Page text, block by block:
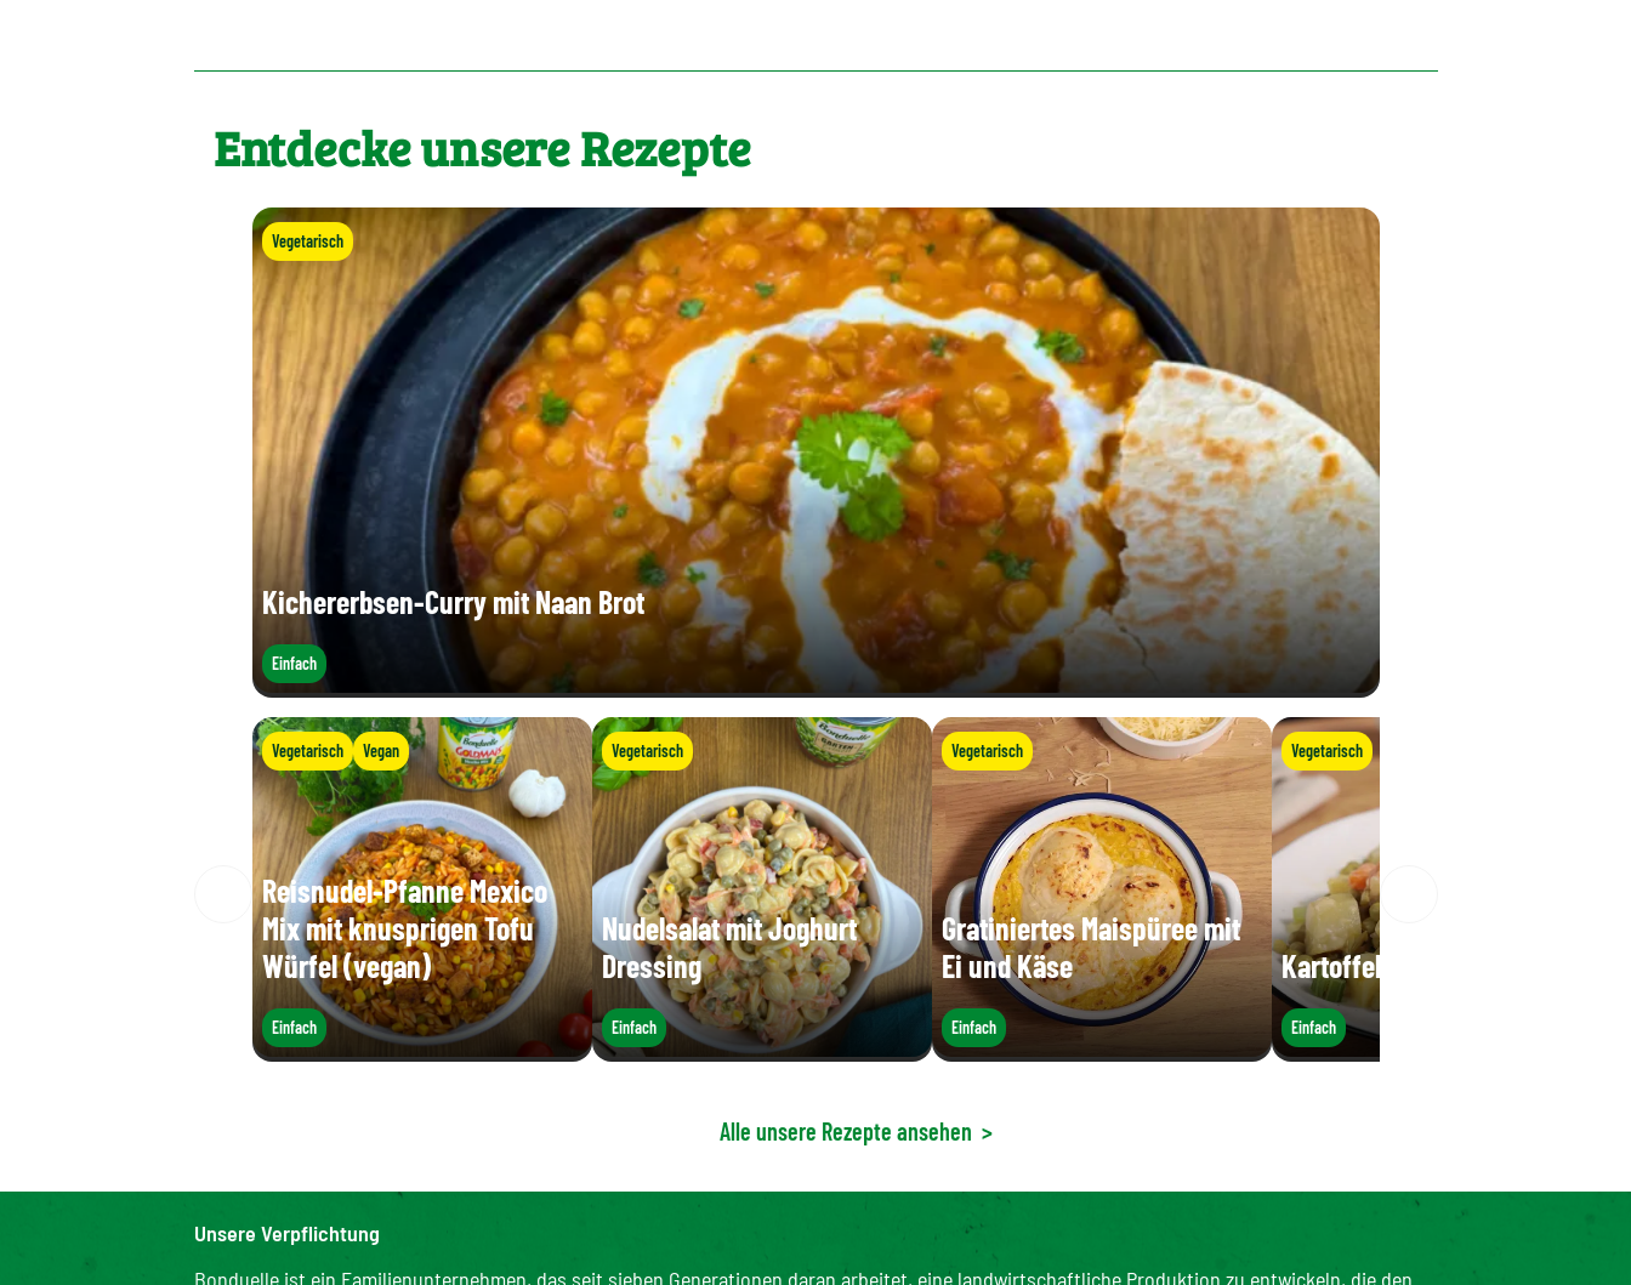
Entdecke unsere Rezepte
Vegetarisch
Kichererbsen-Curry mit Naan Brot
Einfach
Vegetarisch Vegan
Reisnudel-Pfanne Mexico
Mix mit knusprigen Tofu
Würfel (vegan)
Einfach
Vegetarisch
Nudelsalat mit Joghurt
Dressing
Einfach
Vegetarisch
Gratiniertes Maispüree mit
Ei und Käse
Einfach
Vegetarisch
Kartoffelsalat
Einfach
Alle unsere Rezepte ansehen >
Unsere Verpflichtung
Bonduelle ist ein Familienunternehmen, das seit sieben Generationen daran arbeitet, eine landwirtschaftliche Produktion zu entwickeln, die den